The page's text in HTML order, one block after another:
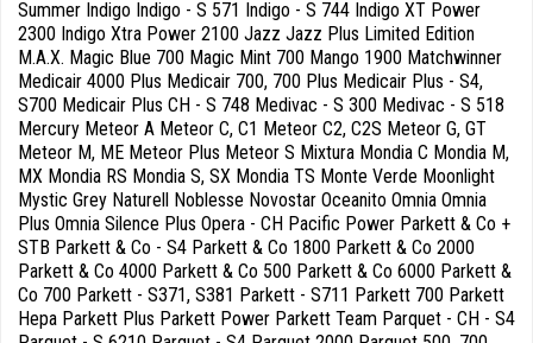
Summer Indigo Indigo - S 571 Indigo - S 744 Indigo XT Power
2300 Indigo Xtra Power 2100 Jazz Jazz Plus Limited Edition
M.A.X. Magic Blue 700 Magic Mint 700 Mango 1900 Matchwinner
Medicair 4000 Plus Medicair 700, 700 Plus Medicair Plus - S4,
S700 Medicair Plus CH - S 748 Medivac - S 300 Medivac - S 518
Mercury Meteor A Meteor C, C1 Meteor C2, C2S Meteor G, GT
Meteor M, ME Meteor Plus Meteor S Mixtura Mondia C Mondia M,
MX Mondia RS Mondia S, SX Mondia TS Monte Verde Moonlight
Mystic Grey Naturell Noblesse Novostar Oceanito Omnia Omnia
Plus Omnia Silence Plus Opera - CH Pacific Power Parkett & Co +
STB Parkett & Co - S4 Parkett & Co 1800 Parkett & Co 2000
Parkett & Co 4000 Parkett & Co 500 Parkett & Co 6000 Parkett &
Co 700 Parkett - S371, S381 Parkett - S711 Parkett 700 Parkett
Hepa Parkett Plus Parkett Power Parkett Team Parquet - CH - S4